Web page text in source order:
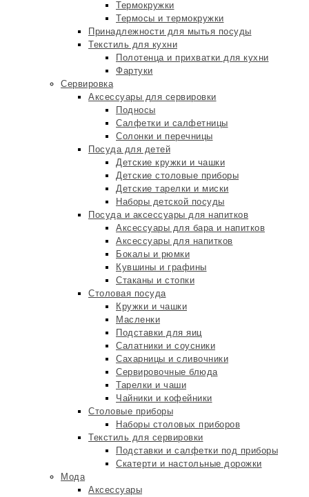
Термокружки
Термосы и термокружки
Принадлежности для мытья посуды
Текстиль для кухни
Полотенца и прихватки для кухни
Фартуки
Сервировка
Аксессуары для сервировки
Подносы
Салфетки и салфетницы
Солонки и перечницы
Посуда для детей
Детские кружки и чашки
Детские столовые приборы
Детские тарелки и миски
Наборы детской посуды
Посуда и аксессуары для напитков
Аксессуары для бара и напитков
Аксессуары для напитков
Бокалы и рюмки
Кувшины и графины
Стаканы и стопки
Столовая посуда
Кружки и чашки
Масленки
Подставки для яиц
Салатники и соусники
Сахарницы и сливочники
Сервировочные блюда
Тарелки и чаши
Чайники и кофейники
Столовые приборы
Наборы столовых приборов
Текстиль для сервировки
Подставки и салфетки под приборы
Скатерти и настольные дорожки
Мода
Аксессуары